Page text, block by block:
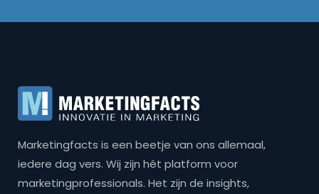
Marketingfacts is een beetje van ons allemaal,
iedere dag vers. Wij zijn hét platform voor
marketingprofessionals. Het zijn de insights,